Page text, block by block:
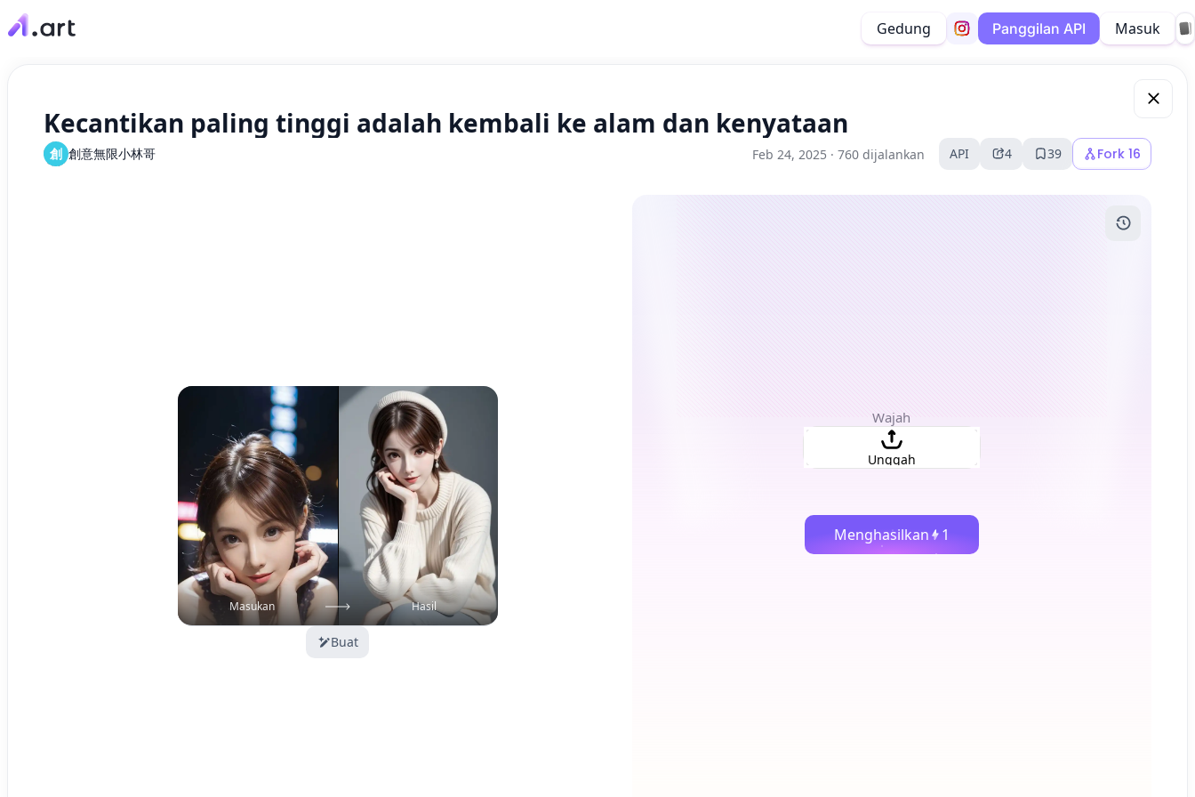
Gedung Panggilan API Masuk
Kecantikan paling tinggi adalah kembali ke alam dan kenyataan
創 創意無限小林哥 Feb 24, 2025 · 760 dijalankan API 4 39 Fork 16
Masukan Hasil
Buat
Wajah
Unggah
Menghasilkan 1